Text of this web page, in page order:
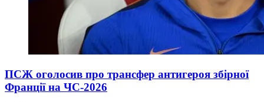
ПСЖ оголосив про трансфер антигероя збірної
Франції на ЧС-2026